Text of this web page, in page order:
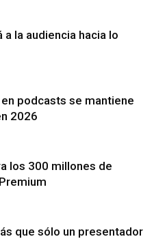
a la audiencia hacia lo
podcasts se mantiene
2026
los 300 millones de
que sólo un presentador